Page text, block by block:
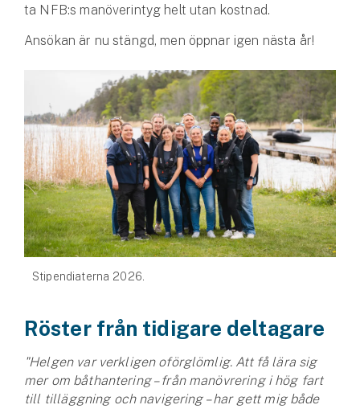
Hemförsäkring
Villaförsäkring
Bostadsrättsförsäkring
Hyresrättsförsäkring
Fritidshusförsäkring
Företagsförsäkring
Bilförsäkring för företag
ta NFB:s manöverintyg helt utan kostnad.
Ansökan är nu stängd, men öppnar igen nästa år!
Stipendiaterna 2026.
Röster från tidigare deltagare
"Helgen var verkligen oförglömlig. Att få lära sig
mer om båthantering – från manövrering i hög fart
till tilläggning och navigering – har gett mig både